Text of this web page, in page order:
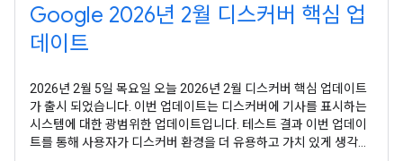
Google 2026년 2월 디스커버 핵심 업
데이트
2026년 2월 5일 목요일 오늘 2026년 2월 디스커버 핵심 업데이트
가 출시 되었습니다. 이번 업데이트는 디스커버에 기사를 표시하는
시스템에 대한 광범위한 업데이트입니다. 테스트 결과 이번 업데이
트를 통해 사용자가 디스커버 환경을 더 유용하고 가치 있게 생각하